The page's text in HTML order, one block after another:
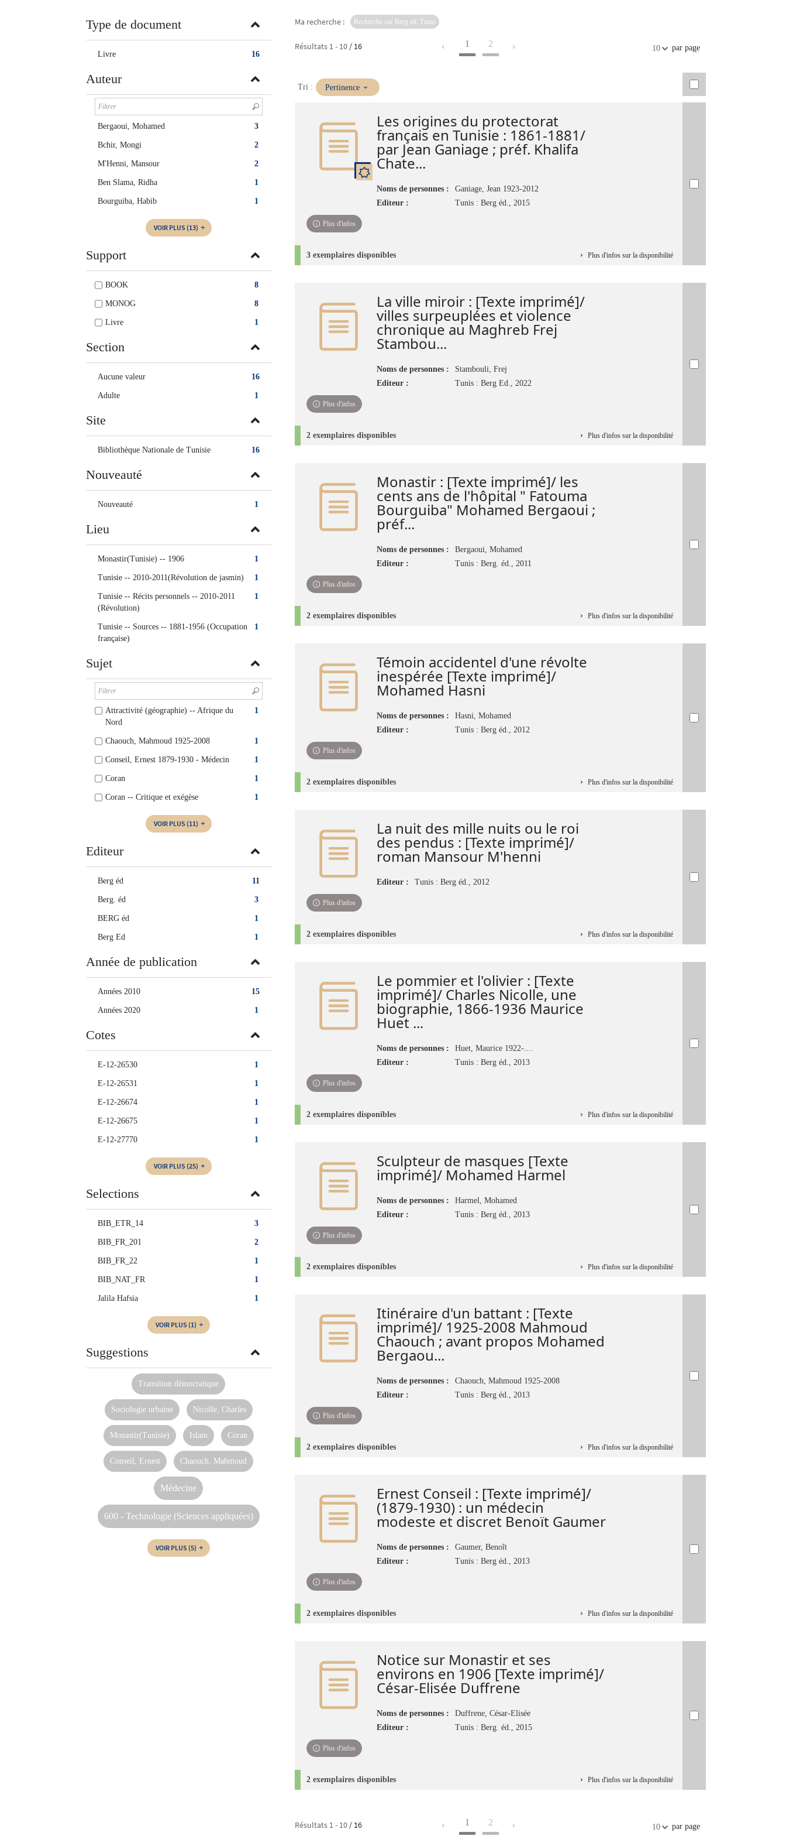
Ma recherche : Recherche sur Berg éd. Tunis
Résultats 1 - 10 / 16 1 2 10 par page
Tri :(Mise
immédiate)
Pertinence
Les origines du protectorat
français en Tunisie : 1861-1881/
par Jean Ganiage ; préf. Khalifa
Chate...
Noms de personnes :
Ganiage, Jean 1923-2012
Editeur :
Tunis : Berg éd., 2015
Plus d'infos
3 exemplaires disponibles Plus d'infos sur la disponibilité
La ville miroir : [Texte imprimé]/
villes surpeuplées et violence
chronique au Maghreb Frej
Stambou...
Noms de personnes :
Stambouli, Frej
Editeur :
Tunis : Berg Ed., 2022
Plus d'infos
2 exemplaires disponibles Plus d'infos sur la disponibilité
Monastir : [Texte imprimé]/ les
cents ans de l'hôpital " Fatouma
Bourguiba" Mohamed Bergaoui ;
préf...
Noms de personnes :
Bergaoui, Mohamed
Editeur :
Tunis : Berg. éd., 2011
Plus d'infos
2 exemplaires disponibles Plus d'infos sur la disponibilité
Témoin accidentel d'une révolte
inespérée [Texte imprimé]/
Mohamed Hasni
Noms de personnes :
Hasni, Mohamed
Editeur :
Tunis : Berg éd., 2012
Plus d'infos
2 exemplaires disponibles Plus d'infos sur la disponibilité
La nuit des mille nuits ou le roi
des pendus : [Texte imprimé]/
roman Mansour M'henni
Editeur : Tunis : Berg éd., 2012
Plus d'infos
2 exemplaires disponibles Plus d'infos sur la disponibilité
Le pommier et l'olivier : [Texte
imprimé]/ Charles Nicolle, une
biographie, 1866-1936 Maurice
Huet ...
Noms de personnes :
Huet, Maurice 1922-....
Editeur :
Tunis : Berg éd., 2013
Plus d'infos
2 exemplaires disponibles Plus d'infos sur la disponibilité
Sculpteur de masques [Texte
imprimé]/ Mohamed Harmel
Noms de personnes :
Harmel, Mohamed
Editeur :
Tunis : Berg éd., 2013
Plus d'infos
2 exemplaires disponibles Plus d'infos sur la disponibilité
Itinéraire d'un battant : [Texte
imprimé]/ 1925-2008 Mahmoud
Chaouch ; avant propos Mohamed
Bergaou...
Noms de personnes :
Chaouch, Mahmoud 1925-2008
Editeur :
Tunis : Berg éd., 2013
Plus d'infos
2 exemplaires disponibles Plus d'infos sur la disponibilité
Ernest Conseil : [Texte imprimé]/
(1879-1930) : un médecin
modeste et discret Benoït Gaumer
Noms de personnes :
Gaumer, Benoît
Editeur :
Tunis : Berg éd., 2013
Plus d'infos
2 exemplaires disponibles Plus d'infos sur la disponibilité
Notice sur Monastir et ses
environs en 1906 [Texte imprimé]/
César-Elisée Duffrene
Noms de personnes :
Duffrene, César-Elisée
Editeur :
Tunis : Berg. éd., 2015
Plus d'infos
2 exemplaires disponibles Plus d'infos sur la disponibilité
Résultats 1 - 10 / 16 1 2 10 par page
Type de document
16
Livre
Auteur
3
Bergaoui, Mohamed
2
Bchir, Mongi
2
M'Henni, Mansour
1
Ben Slama, Ridha
1
Bourguiba, Habib
VOIR PLUS (13)
Support
8
BOOK
8
MONOG
1
Livre
Section
16
Aucune valeur
1
Adulte
Site
16
Bibliothèque Nationale de Tunisie
Nouveauté
1
Nouveauté
Lieu
1
Monastir(Tunisie) -- 1906
1
Tunisie -- 2010-2011(Révolution de jasmin)
1
Tunisie -- Récits personnels -- 2010-2011
(Révolution)
1
Tunisie -- Sources -- 1881-1956 (Occupation
française)
Sujet
1
Attractivité (géographie) -- Afrique du
Nord
1
Chaouch, Mahmoud 1925-2008
1
Conseil, Ernest 1879-1930 - Médecin
1
Coran
1
Coran -- Critique et exégèse
VOIR PLUS (11)
Editeur
11
Berg éd
3
Berg. éd
1
BERG éd
1
Berg Ed
Année de publication
15
Années 2010
1
Années 2020
Cotes
1
E-12-26530
1
E-12-26531
1
E-12-26674
1
E-12-26675
1
E-12-27770
VOIR PLUS (25)
Selections
3
BIB_ETR_14
2
BIB_FR_201
1
BIB_FR_22
1
BIB_NAT_FR
1
Jalila Hafsia
VOIR PLUS (1)
Suggestions
Transition démocratique
Sociologie urbaine Nicolle, Charles
Monastir(Tunisie) Islam Coran
Conseil, Ernest Chaouch, Mahmoud
Médecine
600 - Technologie (Sciences appliquées)
VOIR PLUS (5)